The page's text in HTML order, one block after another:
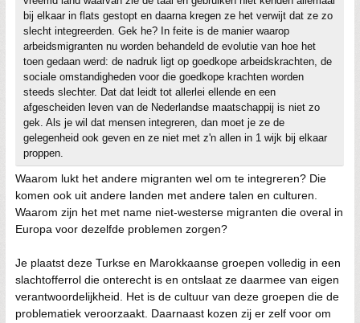
bij elkaar in flats gestopt en daarna kregen ze het verwijt dat ze zo
slecht integreerden. Gek he? In feite is de manier waarop
arbeidsmigranten nu worden behandeld de evolutie van hoe het
toen gedaan werd: de nadruk ligt op goedkope arbeidskrachten, de
sociale omstandigheden voor die goedkope krachten worden
steeds slechter. Dat dat leidt tot allerlei ellende en een
afgescheiden leven van de Nederlandse maatschappij is niet zo
gek. Als je wil dat mensen integreren, dan moet je ze de
gelegenheid ook geven en ze niet met z'n allen in 1 wijk bij elkaar
proppen.
Waarom lukt het andere migranten wel om te integreren? Die
komen ook uit andere landen met andere talen en culturen.
Waarom zijn het met name niet-westerse migranten die overal in
Europa voor dezelfde problemen zorgen?
Je plaatst deze Turkse en Marokkaanse groepen volledig in een
slachtofferrol die onterecht is en ontslaat ze daarmee van eigen
verantwoordelijkheid. Het is de cultuur van deze groepen die de
problematiek veroorzaakt. Daarnaast kozen zij er zelf voor om